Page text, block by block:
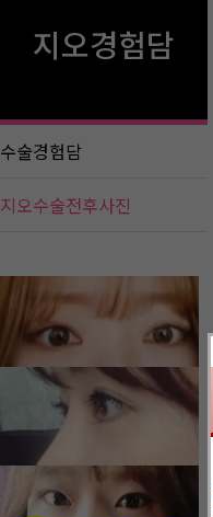
지오경험담
수술경험담
지오수술전후사진